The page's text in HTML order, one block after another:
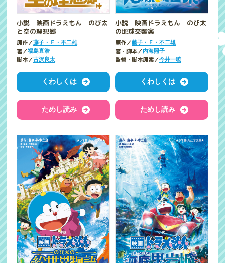
小説 映画ドラえもん のび太
と空の理想郷
原作／藤子・Ｆ・不二雄
著／福島直浩
脚本／古沢良太
くわしくは
ためし読み
小説 映画ドラえもん のび太
の地球交響楽
原作／藤子・Ｆ・不二雄
著・脚本／内海照子
監督・脚本原案／今井一暁
くわしくは
ためし読み